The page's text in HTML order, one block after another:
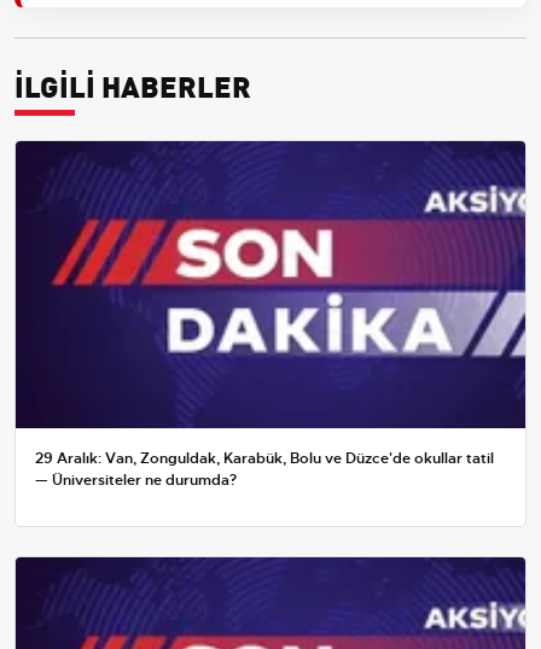
İLGİLİ HABERLER
29 Aralık: Van, Zonguldak, Karabük, Bolu ve Düzce'de okullar tatil
— Üniversiteler ne durumda?